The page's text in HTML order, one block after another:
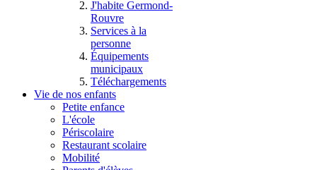
J'habite Germond-
Rouvre
Services à la
personne
Équipements
municipaux
Téléchargements
Vie de nos enfants
Petite enfance
L'école
Périscolaire
Restaurant scolaire
Mobilité